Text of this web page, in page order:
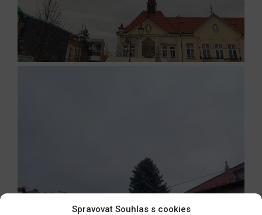
Spravovat Souhlas s cookies